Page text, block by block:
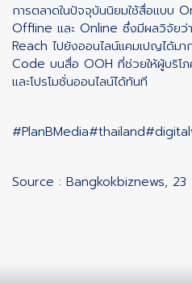
การตลาดในปัจจุบันนิยมใช้สื่อแบบ
Offline และ Online ซึ่งมีผลวิจัยว่
Reach ไปยังออนไลน์แคมเปญได้มา
Code บนสื่อ OOH ที่ช่วยให้ผู้บริโภ
และโปรโมชั่นออนไลน์ได้ทันที
#PlanBMedia#thailand
Source : Bangkokbiznews,